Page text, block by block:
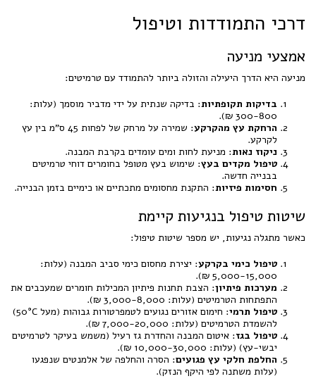
דרכי התמודדות וטיפול
אמצעי מניעה
מניעה היא הדרך היעילה והזולה ביותר להתמודד עם טרמיטים:
בדיקות תקופתיות: בדיקה שנתית על ידי מדביר מוסמך (עלות:
300-800 ₪).
הרחקת עץ מהקרקע
: שמירה על מרחק של לפחות 45 ס"מ בין עץ
לקרקע.
ניקוז נאות: מניעת לחות ומים עומדים בקרבת המבנה.
טיפול מקדים בעץ: שימוש בעץ מטופל בחומרים דוחי טרמיטים
בבנייה חדשה.
חסימות פיזיות: התקנת מחסומים מתכתיים או כימיים בזמן הבנייה.
שיטות טיפול בנגיעות קיימת
כאשר מתגלה נגיעות, יש מספר שיטות טיפול:
טיפול כימי בקרקע: יצירת מחסום כימי סביב המבנה (עלות:
5,000-15,000 ₪).
מערכות פיתיון: הצבת תחנות פיתיון המכילות חומרים שמעכבים את
התפתחות הטרמיטים (עלות: 3,000-8,000 ₪).
טיפול תרמי
: חימום אזורים נגועים לטמפרטורות גבוהות (מעל 50°C)
להשמדת הטרמיטים (עלות: 7,000-20,000 ₪).
טיפול בגז: איטום המבנה והחדרת גז רעיל (משמש בעיקר לטרמיטים
יבשי-עץ) (עלות: 10,000-30,000 ₪).
החלפת חלקי עץ פגועים: הסרה והחלפה של אלמנטים שנפגעו
(עלות משתנה לפי היקף הנזק).